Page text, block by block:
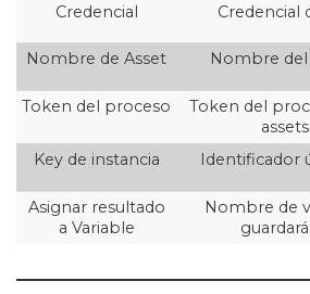
Credencial Credencial
Nombre de Asset Nombre
Token del proceso
Token del
Key de instancia
Identificador
Asignar resultado
a Variable
Nombre de